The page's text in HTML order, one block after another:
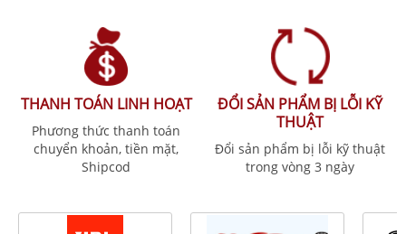
THANH TOÁN LINH HOẠT
Phương thức thanh toán
chuyển khoản, tiền mặt,
Shipcod
ĐỔI SẢN PHẨM BỊ LỖI KỸ
THUẬT
Đổi sản phẩm bị lỗi kỹ thuật
trong vòng 3 ngày